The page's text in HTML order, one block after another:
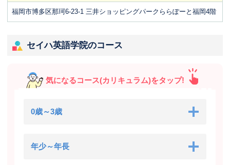
福岡市博多区那珂6-23-1 三井ショッピングパークららぽーと福岡4階
セイハ英語学院のコース
気になるコース(カリキュラム)をタップ!
0歳～3歳
年少～年長